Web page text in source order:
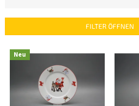
k
FILTER ÖFFNEN
Neu